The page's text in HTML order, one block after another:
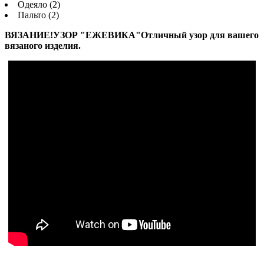
Одеяло (2)
Пальто (2)
ВЯЗАНИЕ!УЗОР "ЕЖЕВИКА"Отличный узор для вашего
вязаного изделия.